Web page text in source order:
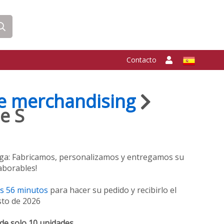
Contacto
merchandising
S
Fabricamos, personalizamos y entregamos su
56 minutos para hacer su pedido y recibirlo el
de 2026